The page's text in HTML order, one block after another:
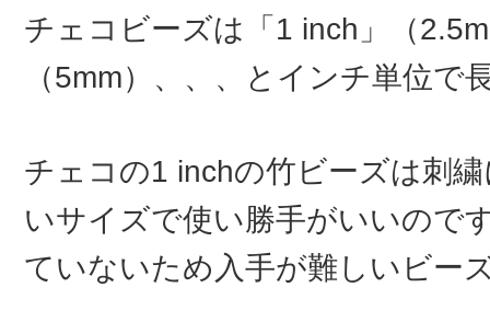
チェコビーズは「1 inch」（
（5mm）、、、とインチ単位で
チェコの1 inchの竹ビーズは刺
いサイズで使い勝手がいいので
ていないため入手が難しいビー